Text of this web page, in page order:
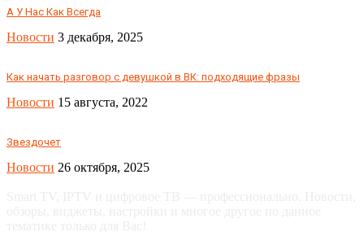
А У Нас Как Всегда
Новости 3 декабря, 2025
Как начать разговор с девушкой в ВК: подходящие фразы
Новости 15 августа, 2022
Звездочет
Новости 26 октября, 2025